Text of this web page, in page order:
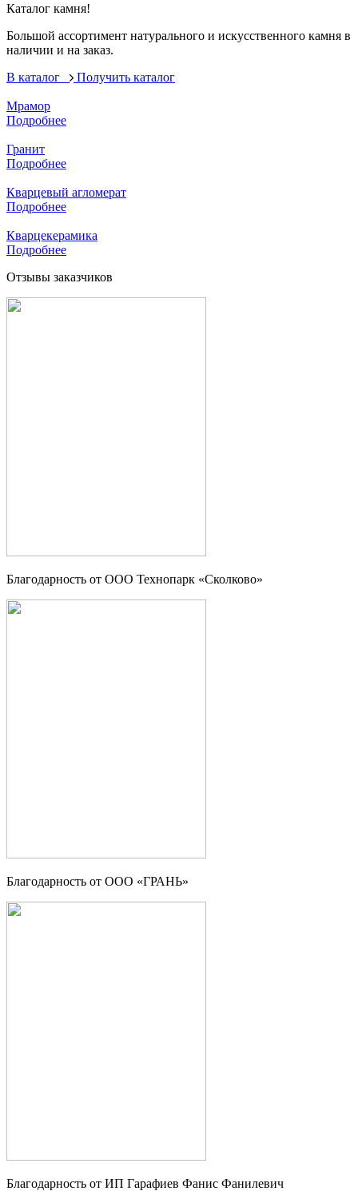
Каталог камня!
Большой ассортимент натурального и искусственного камня в
наличии и на заказ.
В каталог
Получить каталог
Мрамор
Подробнее
Гранит
Подробнее
Кварцевый агломерат
Подробнее
Кварцекерамика
Подробнее
Отзывы заказчиков
Благодарность от OOO Технопарк «Сколково»
Благодарность от OOO «ГРАНЬ»
Благодарность от ИП Гарафиев Фанис Фанилевич